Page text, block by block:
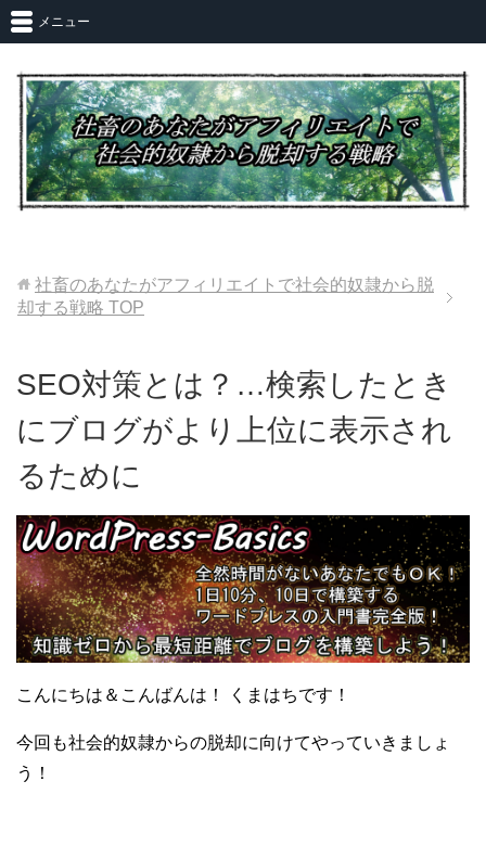
メニュー
社畜のあなたがアフィリエイトで社会的奴隷から脱
却する戦略 TOP
SEO対策とは？…検索したとき
にブログがより上位に表示され
るために
こんにちは＆こんばんは！ くまはちです！
今回も社会的奴隷からの脱却に向けてやっていきましょ
う！